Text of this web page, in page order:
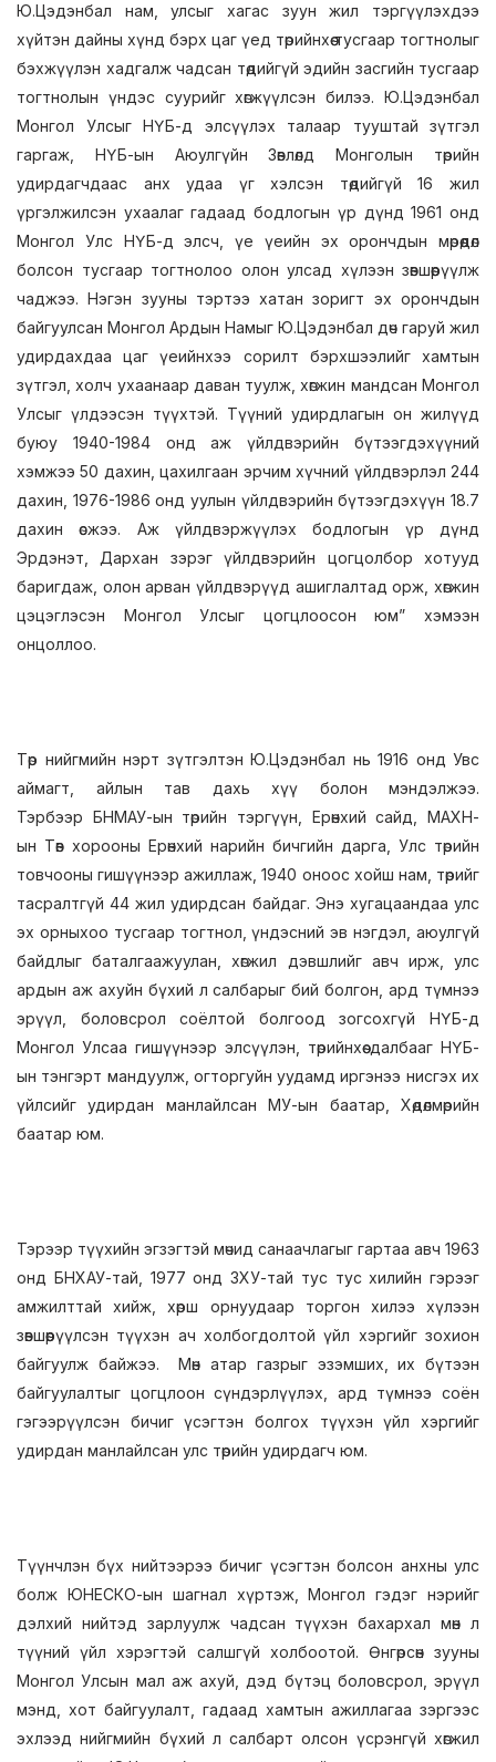
Ю.Цэдэнбал нам, улсыг хагас зуун жил тэргүүлэхдээ
хүйтэн дайны хүнд бэрх цаг үед төрийнхөө тусгаар тогтнолыг
бэхжүүлэн хадгалж чадсан төдийгүй эдийн засгийн тусгаар
тогтнолын үндэс суурийг хөгжүүлсэн билээ. Ю.Цэдэнбал
Монгол Улсыг НҮБ-д элсүүлэх талаар тууштай зүтгэл
гаргаж, НҮБ-ын Аюулгүйн Зөвлөлд Монголын төрийн
удирдагчдаас анх удаа үг хэлсэн төдийгүй 16 жил
үргэлжилсэн ухаалаг гадаад бодлогын үр дүнд 1961 онд
Монгол Улс НҮБ-д элсч, үе үеийн эх орончдын мөрөөдөл
болсон тусгаар тогтнолоо олон улсад хүлээн зөвшөөрүүлж
чаджээ. Нэгэн зууны тэртээ хатан зоригт эх орончдын
байгуулсан Монгол Ардын Намыг Ю.Цэдэнбал дөч гаруй жил
удирдахдаа цаг үеийнхээ сорилт бэрхшээлийг хамтын
зүтгэл, холч ухаанаар даван туулж, хөгжин мандсан Монгол
Улсыг үлдээсэн түүхтэй. Түүний удирдлагын он жилүүд
буюу 1940-1984 онд аж үйлдвэрийн бүтээгдэхүүний
хэмжээ 50 дахин, цахилгаан эрчим хүчний үйлдвэрлэл 244
дахин, 1976-1986 онд уулын үйлдвэрийн бүтээгдэхүүн 18.7
дахин өсжээ. Аж үйлдвэржүүлэх бодлогын үр дүнд
Эрдэнэт, Дархан зэрэг үйлдвэрийн цогцолбор хотууд
баригдаж, олон арван үйлдвэрүүд ашиглалтад орж, хөгжин
цэцэглэсэн Монгол Улсыг цогцлоосон юм” хэмээн
онцоллоо.
Төр нийгмийн нэрт зүтгэлтэн Ю.Цэдэнбал нь 1916 онд Увс
аймагт, айлын тав дахь хүү болон мэндэлжээ.
Тэрбээр БНМАУ-ын төрийн тэргүүн, Ерөнхий сайд, МАХН-
ын Төв хорооны Ерөнхий нарийн бичгийн дарга, Улс төрийн
товчооны гишүүнээр ажиллаж, 1940 оноос хойш нам, төрийг
тасралтгүй 44 жил удирдсан байдаг. Энэ хугацаандаа улс
эх орныхоо тусгаар тогтнол, үндэсний эв нэгдэл, аюулгүй
байдлыг баталгаажуулан, хөгжил дэвшлийг авч ирж, улс
ардын аж ахуйн бүхий л салбарыг бий болгон, ард түмнээ
эрүүл, боловсрол соёлтой болгоод зогсохгүй НҮБ-д
Монгол Улсаа гишүүнээр элсүүлэн, төрийнхөө далбааг НҮБ-
ын тэнгэрт мандуулж, огторгуйн уудамд иргэнээ нисгэх их
үйлсийг удирдан манлайлсан МУ-ын баатар, Хөдөлмөрийн
баатар юм.
Тэрээр түүхийн эгзэгтэй мөчид санаачлагыг гартаа авч 1963
онд БНХАУ-тай, 1977 онд ЗХУ-тай тус тус хилийн гэрээг
амжилттай хийж, хөрш орнуудаар торгон хилээ хүлээн
зөвшөөрүүлсэн түүхэн ач холбогдолтой үйл хэргийг зохион
байгуулж байжээ. Мөн атар газрыг эзэмших, их бүтээн
байгуулалтыг цогцлоон сүндэрлүүлэх, ард түмнээ соён
гэгээрүүлсэн бичиг үсэгтэн болгох түүхэн үйл хэргийг
удирдан манлайлсан улс төрийн удирдагч юм.
Түүнчлэн бүх нийтээрээ бичиг үсэгтэн болсон анхны улс
болж ЮНЕСКО-ын шагнал хүртэж, Монгол гэдэг нэрийг
дэлхий нийтэд зарлуулж чадсан түүхэн бахархал мөн л
түүний үйл хэрэгтэй салшгүй холбоотой. Өнгөрсөн зууны
Монгол Улсын мал аж ахуй, дэд бүтэц боловсрол, эрүүл
мэнд, хот байгуулалт, гадаад хамтын ажиллагаа зэргээс
эхлээд нийгмийн бүхий л салбарт олсон үсрэнгүй хөгжил